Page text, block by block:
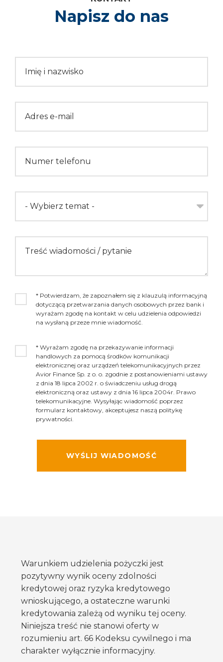
Napisz do nas
Imię i nazwisko
Adres e-mail
Numer telefonu
- Wybierz temat -
Treść wiadomości / pytanie
* Potwierdzam, że zapoznałem się z klauzulą informacyjną
dotyczącą przetwarzania danych osobowych przez bank i
wyrażam zgodę na kontakt w celu udzielenia odpowiedzi
na wysłaną przeze mnie wiadomość.
* Wyrażam zgodę na przekazywanie informacji
handlowych za pomocą środków komunikacji
elektronicznej oraz urządzeń telekomunikacyjnych przez
Avior Finance Sp. z o. o. zgodnie z postanowieniami ustawy
z dnia 18 lipca 2002 r. o świadczeniu usług drogą
elektroniczną oraz ustawy z dnia 16 lipca 2004r. Prawo
telekomunikacyjne. Wysyłając wiadomość poprzez
formularz kontaktowy, akceptujesz naszą politykę
prywatności.
Warunkiem udzielenia pożyczki jest
pozytywny wynik oceny zdolności
kredytowej oraz ryzyka kredytowego
wnioskującego, a ostateczne warunki
kredytowania zależą od wyniku tej oceny.
Niniejsza treść nie stanowi oferty w
rozumieniu art. 66 Kodeksu cywilnego i ma
charakter wyłącznie informacyjny.